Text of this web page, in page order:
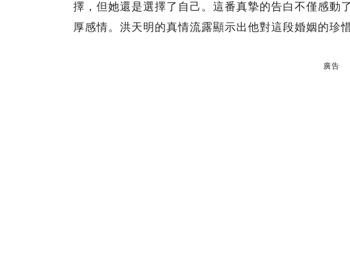
擇，但她還是選擇了自己。這番真摯的告白不僅感動
厚感情。洪天明的真情流露顯示出他對這段婚姻的珍
廣告